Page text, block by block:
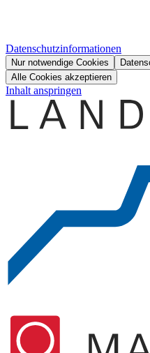
Datenschutzinformationen
Nur notwendige Cookies
Alle Cookies akzeptieren
Inhalt anspringen